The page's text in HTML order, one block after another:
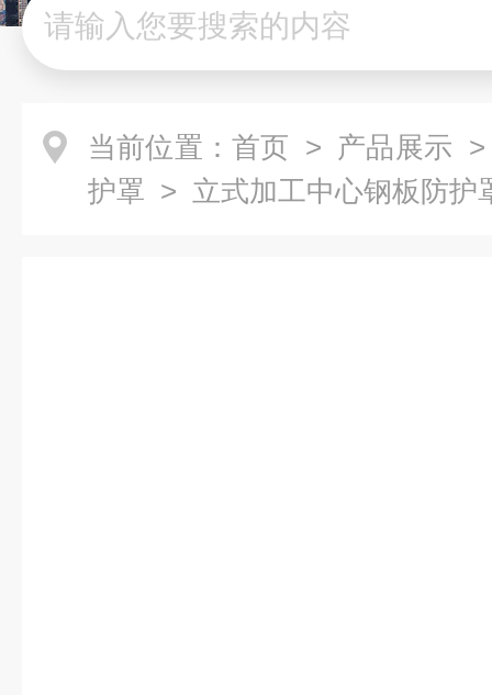
当前位置： 首页 > 产品展示
护罩 > 立式加工中心钢板防护